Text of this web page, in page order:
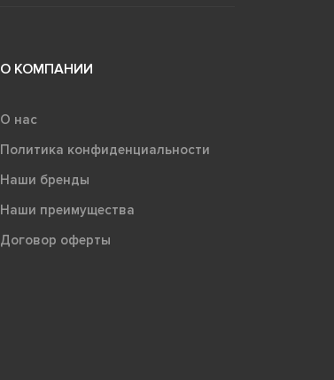
О КОМПАНИИ
О нас
Политика конфиденциальности
Наши бренды
Наши преимущества
Договор оферты